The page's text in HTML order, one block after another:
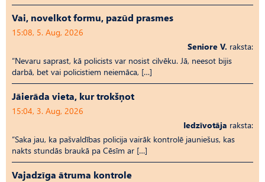
Vai, novelkot formu, pazūd prasmes
15:08, 5. Aug, 2026
Seniore V. raksta:
“Nevaru saprast, kā policists var nosist cilvēku. Jā, neesot bijis
darbā, bet vai policistiem neiemāca, […]
Jāierāda vieta, kur trokšņot
15:04, 3. Aug, 2026
Iedzīvotāja raksta:
“Saka jau, ka pašvaldības policija vairāk kontrolē jauniešus, kas
nakts stundās braukā pa Cēsīm ar […]
Vajadzīga ātruma kontrole